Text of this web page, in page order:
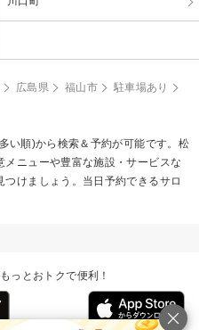
広島県 福山市
駐車場あり
い順)から検索＆予約が可能です。松
ニューや豊富な施設・サービスな
けましょう。当日予約できるサロ
っとおトクで便利！